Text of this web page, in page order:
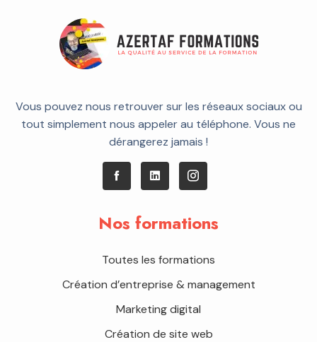
Vous pouvez nous retrouver sur les réseaux sociaux ou
tout simplement nous appeler au téléphone. Vous ne
dérangerez jamais !
Nos formations
Toutes les formations
Création d’entreprise & management
Marketing digital
Création de site web